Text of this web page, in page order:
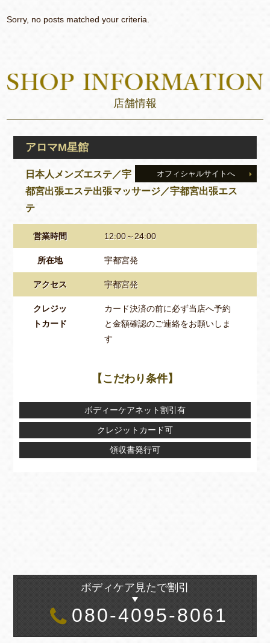
Sorry, no posts matched your criteria.
店舗情報
アロマM星館
オフィシャルサイトへ
日本人メンズエステ／宇
都宮出張エステ出張マッサージ／宇都宮出張エス
テ
営業時間 12:00～24:00
所在地 宇都宮発
アクセス 宇都宮発
クレジッ
トカード
カード決済の前に必ず当店へ予約
と金額確認のご連絡をお願いしま
す
【こだわり条件】
ボディーケアネット割引有
クレジットカード可
領収書発行可
ボディケア見たで割引
080-4095-8061